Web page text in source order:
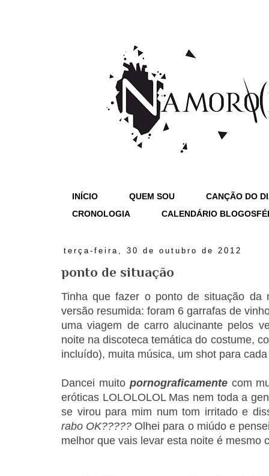
INÍCIO QUEM SOU
CANÇÃO DO
CRONOLOGIA
CALENDÁRIO
terça-feira, 30 de outubro de 2012
ponto de situação
Tinha que fazer o ponto de situação da
versão resumida: foram 6 garrafas de
uma viagem de carro alucinante pelos
noite na discoteca temática do costume,
incluído), muita música, um shot para
Dancei muito pornograficamentecom
eróticas LOLOLOLOL Mas nem toda a
se virou para mim num tom irritado e
rabo OK????? Olhei para o miúdo e
melhor que vais levar esta noite é mesmo